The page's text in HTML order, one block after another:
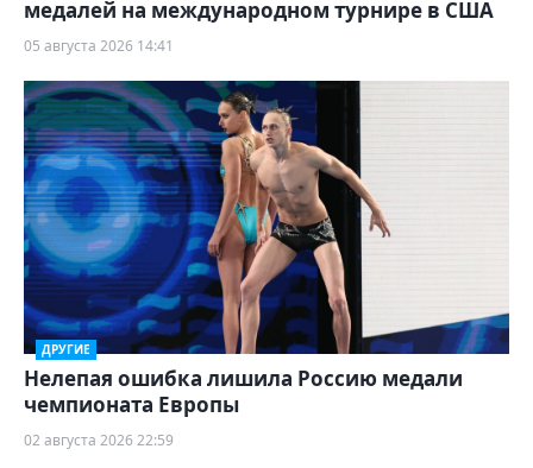
медалей на международном турнире в США
05 августа 2026 14:41
ДРУГИЕ
Нелепая ошибка лишила Россию медали
чемпионата Европы
02 августа 2026 22:59